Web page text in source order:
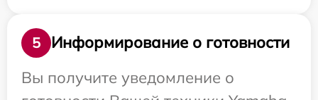
5
Информирование о готовности
Вы получите уведомление о